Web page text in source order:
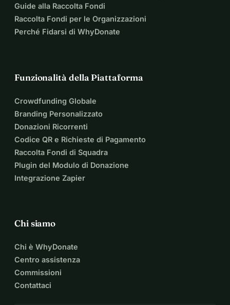
Guide alla Raccolta Fondi
Raccolta Fondi per le Organizzazioni
Perché Fidarsi di WhyDonate
Funzionalità della Piattaforma
Crowdfunding Globale
Branding Personalizzato
Donazioni Ricorrenti
Codice QR e Richieste di Pagamento
Raccolta Fondi di Squadra
Plugin del Modulo di Donazione
Integrazione Zapier
Chi siamo
Chi è WhyDonate
Centro assistenza
Commissioni
Contattaci